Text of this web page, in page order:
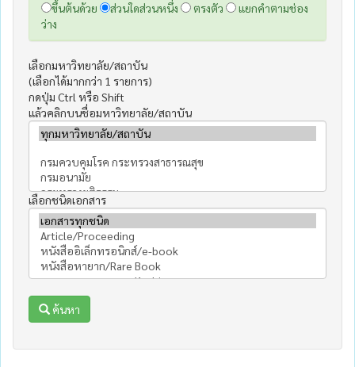
ขึ้นต้นด้วย ส่วนใดส่วนหนึ่ง ตรงตัว
แยกคำตามช่อง
ว่าง
เลือกมหาวิทยาลัย/สถาบัน
(เลือกได้มากกว่า 1 รายการ)
กดปุ่ม Ctrl หรือ Shift
แล้วคลิกบนชื่อมหาวิทยาลัย/สถาบัน
เลือกชนิดเอกสาร
ค้นหา